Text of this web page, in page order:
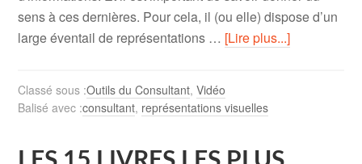
sens à ces dernières. Pour cela, il (ou elle) dispose d’un
large éventail de représentations … [Lire plus...]
Classé sous :Outils du Consultant,Vidéo
Balisé avec :consultant, représentations visuelles